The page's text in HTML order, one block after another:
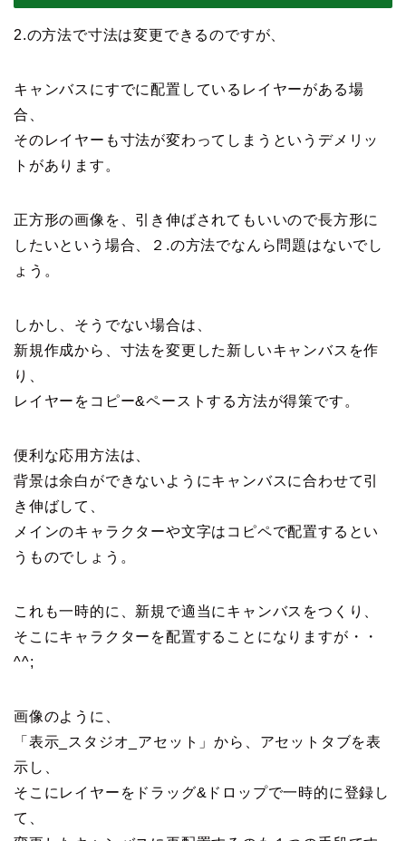
2.の方法で寸法は変更できるのですが、
キャンバスにすでに配置しているレイヤーがある場
合、
そのレイヤーも寸法が変わってしまうというデメリッ
トがあります。
正方形の画像を、引き伸ばされてもいいので長方形に
したいという場合、２.の方法でなんら問題はないでし
ょう。
しかし、そうでない場合は、
新規作成から、寸法を変更した新しいキャンバスを作
り、
レイヤーをコピー&ペーストする方法が得策です。
便利な応用方法は、
背景は余白ができないようにキャンバスに合わせて引
き伸ばして、
メインのキャラクターや文字はコピペで配置するとい
うものでしょう。
これも一時的に、新規で適当にキャンバスをつくり、
そこにキャラクターを配置することになりますが・・
^^;
画像のように、
「表示_スタジオ_アセット」から、アセットタブを表
示し、
そこにレイヤーをドラッグ&ドロップで一時的に登録し
て、